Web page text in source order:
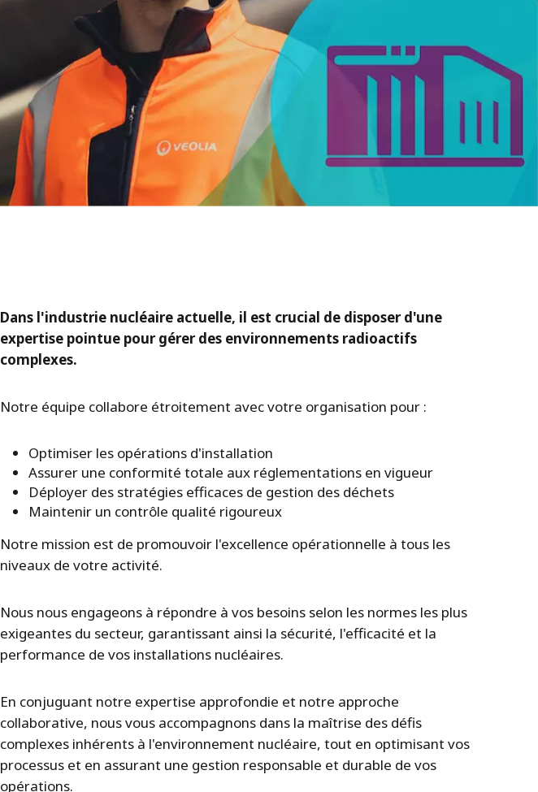
WATER TECHNOLOGIES
Dans l'industrie nucléaire actuelle, il est crucial de disposer d'une
expertise pointue pour gérer des environnements radioactifs
complexes.
Notre équipe collabore étroitement avec votre organisation pour :
Optimiser les opérations d'installation
Assurer une conformité totale aux réglementations en vigueur
Déployer des stratégies efficaces de gestion des déchets
Maintenir un contrôle qualité rigoureux
Notre mission est de promouvoir l'excellence opérationnelle à tous les
niveaux de votre activité.
Nous nous engageons à répondre à vos besoins selon les normes les plus
exigeantes du secteur, garantissant ainsi la sécurité, l'efficacité et la
performance de vos installations nucléaires.
En conjuguant notre expertise approfondie et notre approche
collaborative, nous vous accompagnons dans la maîtrise des défis
complexes inhérents à l'environnement nucléaire, tout en optimisant vos
processus et en assurant une gestion responsable et durable de vos
opérations.